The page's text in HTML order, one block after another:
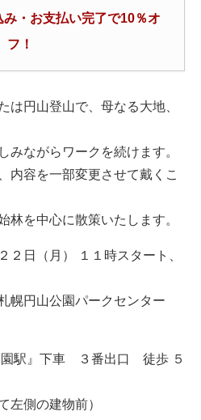
・お支払い完了で10％オ
フ！
は円山登山で、母なる大地、
みながらワークを続けます。
内容を一部変更させて戴くこ
を中心に散策いたします。
日（月） １１時スタート、
円山公園パークセンター
園駅』下車 ３番出口 徒歩 ５
左側の建物前）